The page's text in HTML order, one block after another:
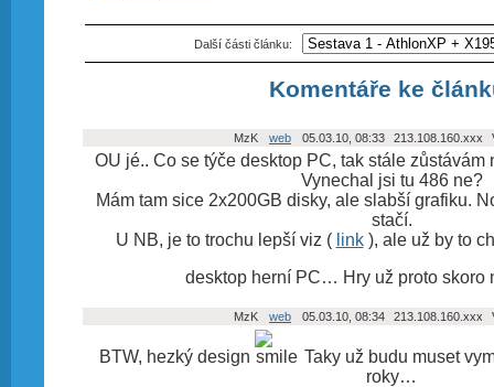
Další části článku:
Komentáře ke
MzK web 05.03.10, 08:33 213.108.160.xxx
OU jé.. Co se týče desktop PC, tak stále zůstávám
Vynechal jsi tu 486 ne?
Mám tam sice 2x200GB disky, ale slabší grafiku.
stačí.
U NB, je to trochu lepší viz ( link), ale už by to
desktop herní PC… Hry už proto skoro
MzK web 05.03.10, 08:34 213.108.160.xxx
BTW, hezký design
Taky už budu muset
roky…